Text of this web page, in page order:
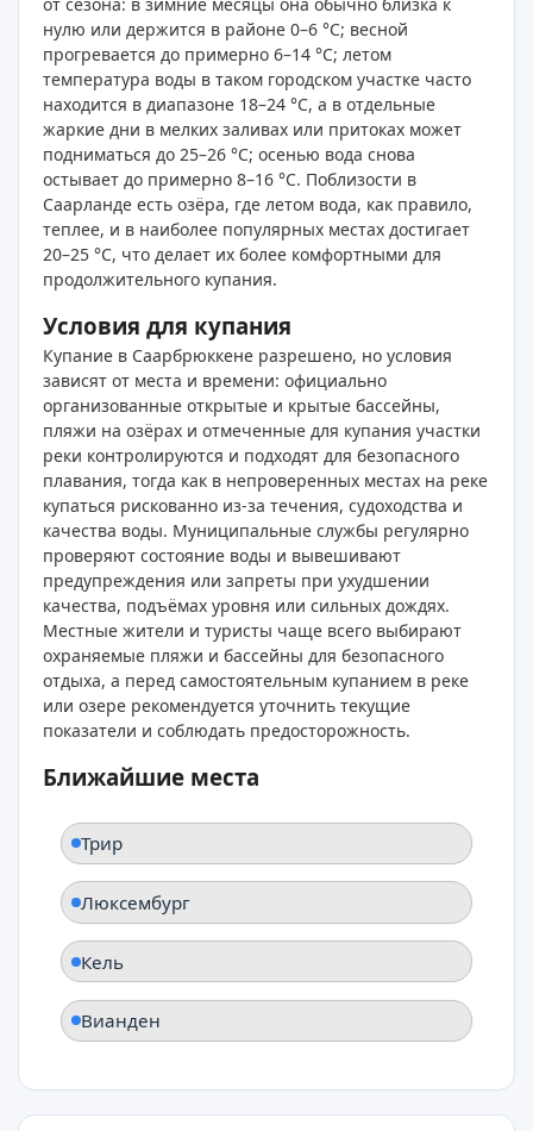
нулю или держится в районе 0–6 °C; весной
прогревается до примерно 6–14 °C; летом
температура воды в таком городском участке часто
находится в диапазоне 18–24 °C, а в отдельные
жаркие дни в мелких заливах или притоках может
подниматься до 25–26 °C; осенью вода снова
остывает до примерно 8–16 °C. Поблизости в
Саарланде есть озёра, где летом вода, как правило,
теплее, и в наиболее популярных местах достигает
20–25 °C, что делает их более комфортными для
продолжительного купания.
Условия для купания
Купание в Саарбрюккене разрешено, но условия
зависят от места и времени: официально
организованные открытые и крытые бассейны,
пляжи на озёрах и отмеченные для купания участки
реки контролируются и подходят для безопасного
плавания, тогда как в непроверенных местах на реке
купаться рискованно из‑за течения, судоходства и
качества воды. Муниципальные службы регулярно
проверяют состояние воды и вывешивают
предупреждения или запреты при ухудшении
качества, подъёмах уровня или сильных дождях.
Местные жители и туристы чаще всего выбирают
охраняемые пляжи и бассейны для безопасного
отдыха, а перед самостоятельным купанием в реке
или озере рекомендуется уточнить текущие
показатели и соблюдать предосторожность.
Ближайшие места
Трир
Люксембург
Кель
Вианден